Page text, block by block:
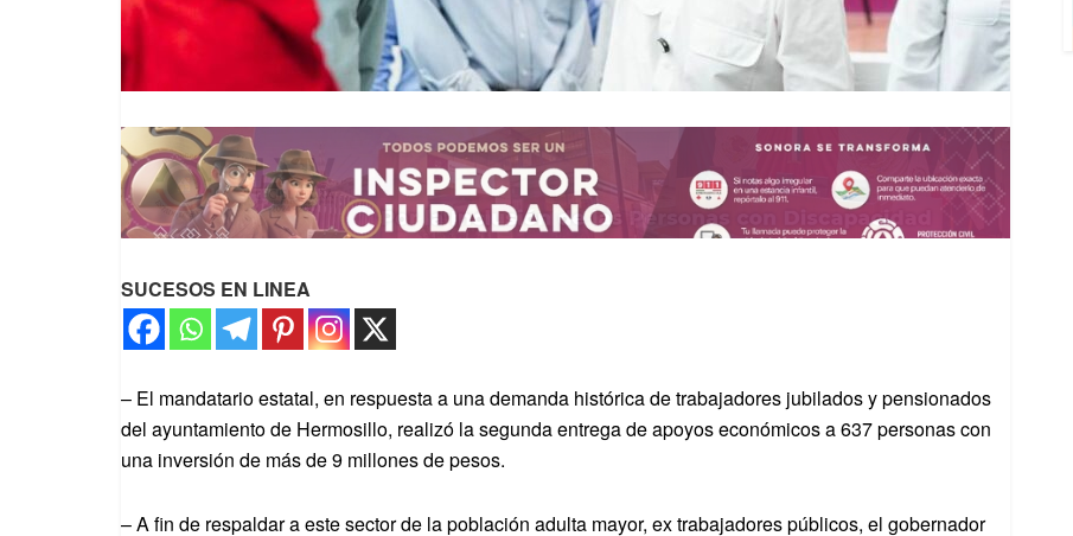
SUCESOS EN LINEA
– El mandatario estatal, en respuesta a una demanda histórica de trabajadores jubilados y pensionados
del ayuntamiento de Hermosillo, realizó la segunda entrega de apoyos económicos a 637 personas con
una inversión de más de 9 millones de pesos.
– A fin de respaldar a este sector de la población adulta mayor, ex trabajadores públicos, el gobernador